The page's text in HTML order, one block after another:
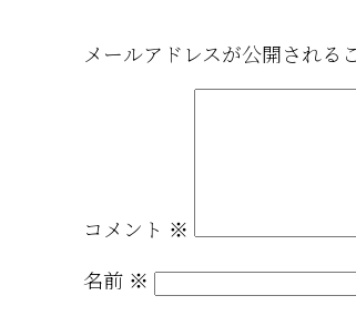
メールアドレスが公開される
コメント ※
名前 ※